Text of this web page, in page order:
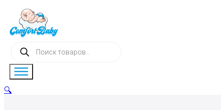
Поиск
товаров
🔍